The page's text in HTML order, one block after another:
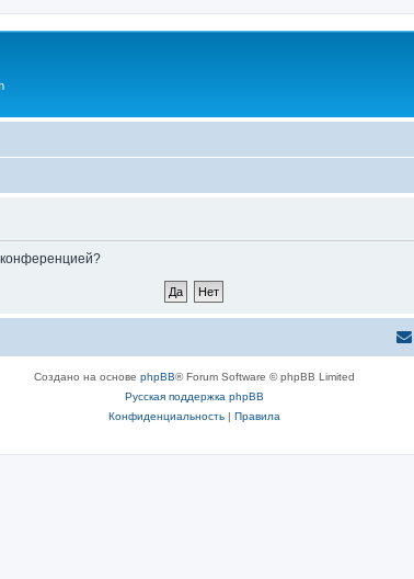
Создано на основе phpBB® Forum Software © phpBB Limited
Русская поддержка phpBB
Конфиденциальность| Правила